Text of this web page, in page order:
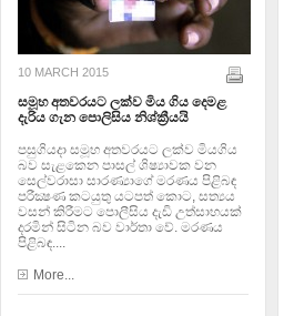
10 MARCH 2015
සමූහ අතවරයට ලක්ව මිය ගිය දෙමළ
දැරිය ගැන පොලිසිය නිශ්ක්‍රීයයි
පසුගියදා සමූහ අතවරයට ලක්ව මියගිය
බව සැළකෙන පාසල් ශිෂ්‍යාවක වන
සෙල්වරාසා සාරණ්‍යාගේ මරණය පිළිබඳ
පරීක්‍ෂණ කටයුතු යටපත් කොට, සත්‍යය
වසන් කිරීමට පොලීසිය දැඩි උත්සාහයක්
දරමින් සිටින බව වාර්තා වේ. මරණය
පිළිබඳ....
More...